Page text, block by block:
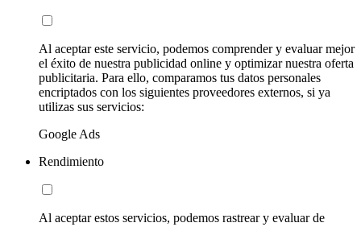
Al aceptar este servicio, podemos comprender y evaluar mejor
el éxito de nuestra publicidad online y optimizar nuestra oferta
publicitaria. Para ello, comparamos tus datos personales
encriptados con los siguientes proveedores externos, si ya
utilizas sus servicios:
Google Ads
Rendimiento
Al aceptar estos servicios, podemos rastrear y evaluar de